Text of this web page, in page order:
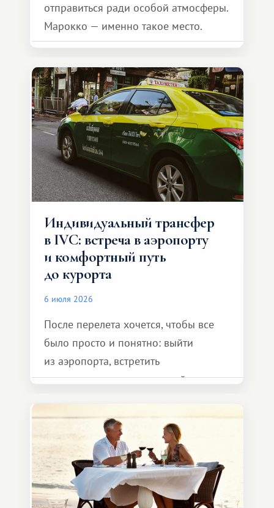
отправиться ради особой атмосферы.
Марокко — именно такое место.
Индивидуальный трансфер
в IVC: встреча в аэропорту
и комфортный путь
до курорта
6 июля 2026
После перелета хочется, чтобы все
было просто и понятно: выйти
из аэропорта, встретить
представителя транспортной
и спокойно доехать до курорта.